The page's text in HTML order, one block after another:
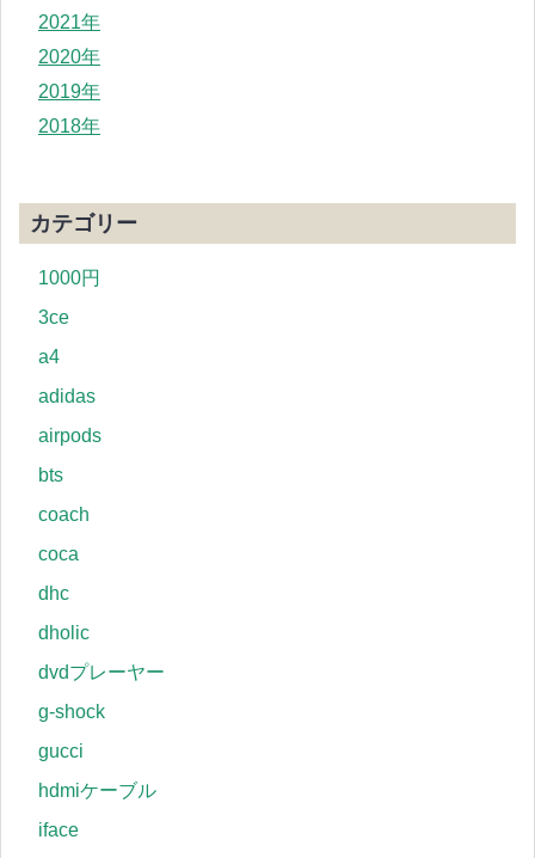
2021年
2020年
2019年
2018年
カテゴリー
1000円
3ce
a4
adidas
airpods
bts
coach
coca
dhc
dholic
dvdプレーヤー
g-shock
gucci
hdmiケーブル
iface